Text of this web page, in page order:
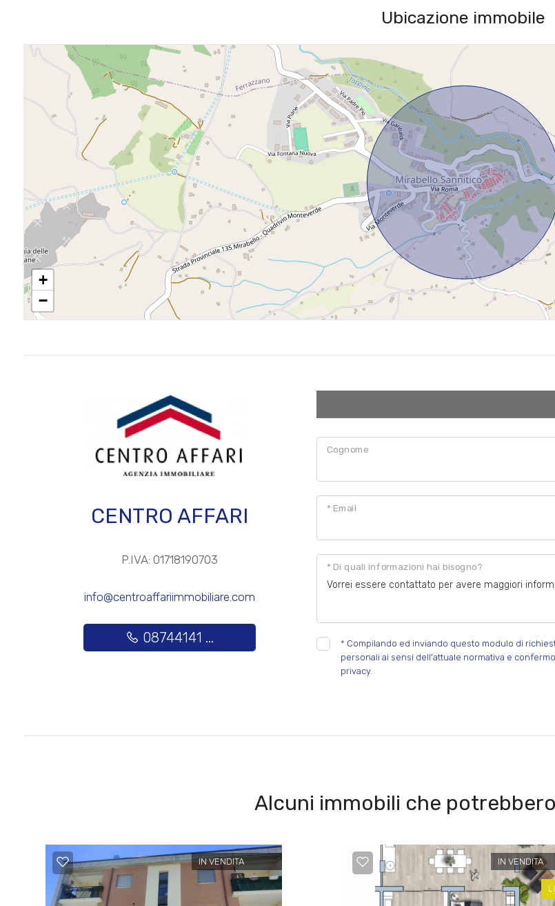
Ubicazione immobile
+
−
CENTRO AFFARI
P.IVA: 01718190703
info@centroaffariimmobiliare.com
08744141 ...
Cognome
* Email
* Di quali informazioni hai bisogno?
* Compilando ed inviando questo modulo di
personali ai sensi dell'attuale normativa e
privacy.
Alcuni immobili che
IN VENDITA IN VENDITA
5
5+
Qualsiasi
2
3
Posto auto/Box